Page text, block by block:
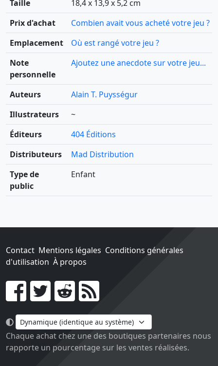
Taille
18,4 x 13,9 x 5,2 cm
Prix d'achat
Combien avait vous acheté votre jeu ?
Emplacement
Où est rangé votre jeu ?
Note
personnelle
Ajoutez une anecdote sur votre jeu...
Auteurs
Alain T. Puysségur
Illustrateurs
~
Éditeurs
404 Éditions
Distributeurs
Mad Distribution
Type de
public
Enfant
Contact Mentions légales Conditions générales
d'utilisation À propos
Go !
Chaque achat chez une des boutiques partenaires nous
rapporte un pourcentage sur les ventes réalisées.